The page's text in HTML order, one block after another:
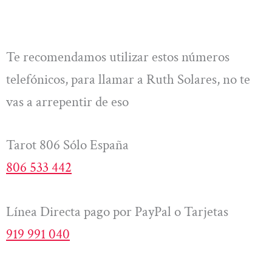
Te recomendamos utilizar estos números
telefónicos, para llamar a Ruth Solares, no te
vas a arrepentir de eso
Tarot 806 Sólo España
806 533 442
Línea Directa pago por PayPal o Tarjetas
919 991 040